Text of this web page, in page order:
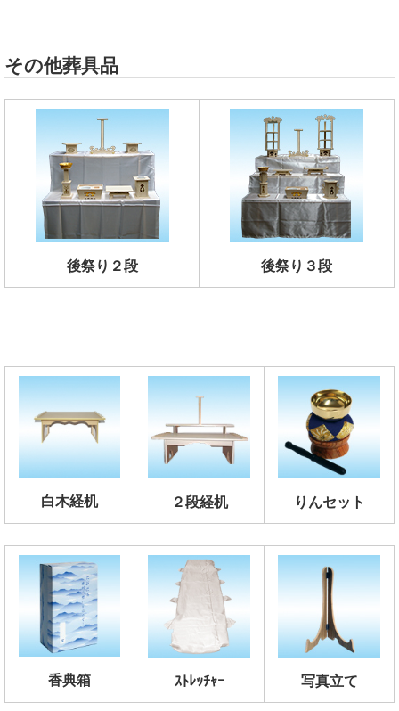
その他葬具品
後祭り２段 後祭り３段
白木経机 ２段経机 りんセット
香典箱 ｽﾄﾚｯﾁｬｰ 写真立て